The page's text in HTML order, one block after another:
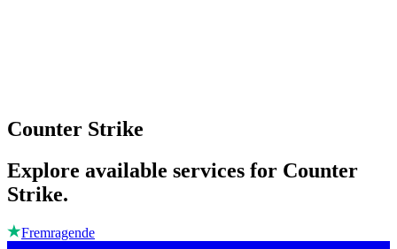
Counter Strike
Explore available services for Counter
Strike.
Fremragende